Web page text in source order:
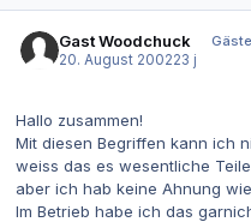
Gast Woodchuck
Gäste
20. August 200223 j
Hallo zusammen!
Mit diesen Begriffen kann ich
weiss das es wesentliche
aber ich hab keine Ahnung
Im Betrieb habe ich das